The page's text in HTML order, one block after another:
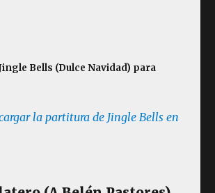
Bells (Dulce Navidad) para
la partitura de Jingle Bells en